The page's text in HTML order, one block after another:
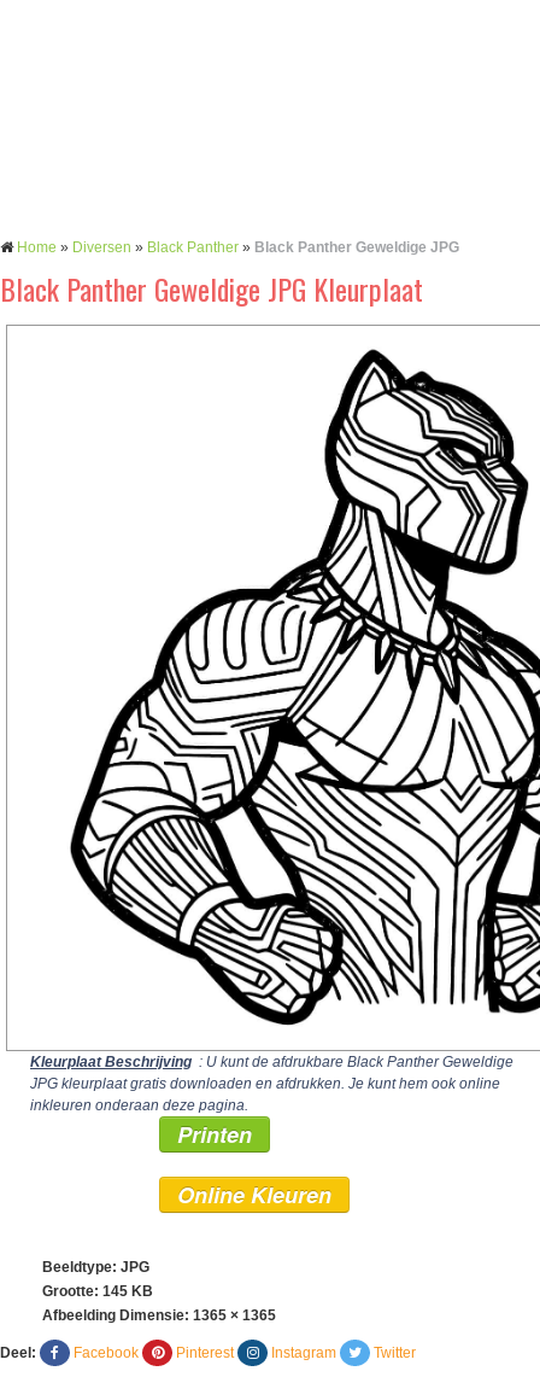
Home » Diversen » Black Panther » Black Panther Geweldige JPG
Black Panther Geweldige JPG Kleurplaat
Kleurplaat Beschrijving : U kunt de afdrukbare Black Panther Geweldige
JPG kleurplaat gratis downloaden en afdrukken. Je kunt hem ook online
inkleuren onderaan deze pagina.
Printen
Online Kleuren
Beeldtype: JPG
Grootte: 145 KB
Afbeelding Dimensie: 1365 × 1365
Deel: Facebook Pinterest Instagram Twitter